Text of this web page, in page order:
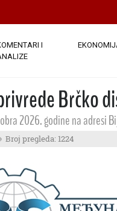
I
Brčko
2026. godine na adresi
Broj pregleda: 1224